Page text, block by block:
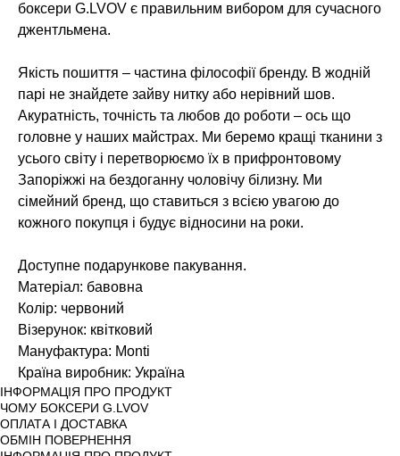
боксери G.LVOV є правильним вибором для сучасного
джентльмена.
Якість пошиття – частина філософії бренду. В жодній
парі не знайдете зайву нитку або нерівний шов.
Акуратність, точність та любов до роботи – ось що
головне у наших майстрах. Ми беремо кращі тканини з
усього світу і перетворюємо їх в прифронтовому
Запоріжжі на бездоганну чоловічу білизну. Ми
сімейний бренд, що ставиться з всією увагою до
кожного покупця і будує відносини на роки.
Доступне подарункове пакування.
Матеріал: бавовна
Колір: червоний
Візерунок: квітковий
Мануфактура: Monti
Країна виробник: Україна
ІНФОРМАЦІЯ ПРО ПРОДУКТ
ЧОМУ БОКСЕРИ G.LVOV
ОПЛАТА І ДОСТАВКА
ОБМІН ПОВЕРНЕННЯ